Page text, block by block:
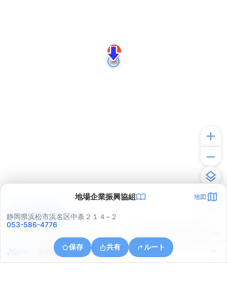
地場企業振興協組 地図
静岡県浜松市浜名区中条２１４−２
053-586-4776
保存 共有 ルート
静岡県浜松市浜名区中条
アプリで見る